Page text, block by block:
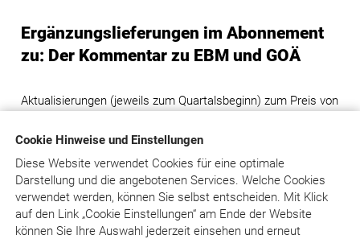
Cookie Hinweise und Einstellungen
Diese Website verwendet Cookies für eine optimale
Darstellung und die angebotenen Services. Welche Cookies
verwendet werden, können Sie selbst entscheiden. Mit Klick
aufden Link „Cookie Einstellungen“ am Ende der Website
können Sie Ihre Auswahl jederzeit einsehen und erneut
Ergänzungslieferungen im Abonnement
zu: Der Kommentar zu EBM und GOÄ
Aktualisierungen (jeweils zum Quartalsbeginn) zum Preis von
werden pro Aktualisierung ca. 400 Seiten geliefert.
Hinweis: Bei Bestellung von Grundwerken ohne
Ergänzungslieferungen wird ein Aufschlag von 80,00 Euro
auf den Preis des Grundwerks erhoben.